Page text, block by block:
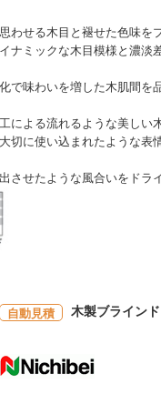
わせる木目と褪せた色味を
ナミックな木目模様と濃淡
で味わいを増した木肌間を
による流れるような美しい木
切に使い込まれたような表
させたような風合いをドラ
自動見積 木製ブラインド